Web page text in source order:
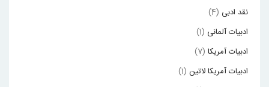
نقد ادبی (4)
ادبیات آلمانی (1)
ادبیات آمریکا (7)
ادبیات آمریکا لاتین (1)